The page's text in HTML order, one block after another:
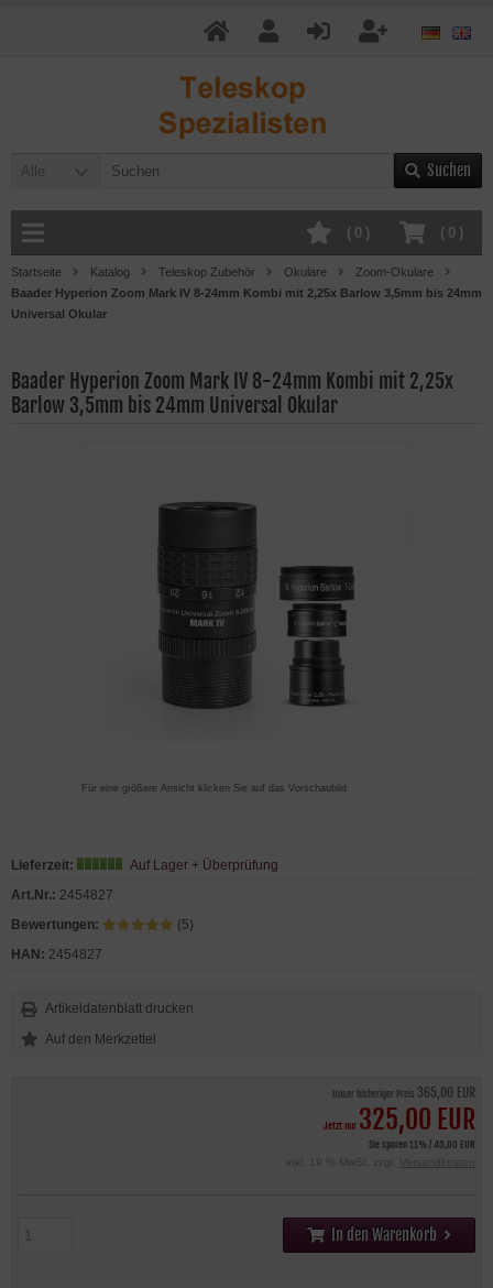
Alle Suchen
( 0 )
( 0 )
Startseite Katalog Teleskop Zubehör Okulare
Zoom-Okulare
Baader Hyperion Zoom Mark IV 8-24mm Kombi mit 2,25x Barlow 3,5mm bis 24mm
Universal Okular
Baader Hyperion Zoom Mark IV 8-24mm Kombi mit 2,25x
Barlow 3,5mm bis 24mm Universal Okular
Für eine größere Ansicht klicken Sie auf das Vorschaubild
Unser bisheriger Preis 365,00 EUR
Jetzt nur 325,00 EUR
Sie sparen 11% / 40,00 EUR
inkl. 19 % MwSt. zzgl.
Versandkosten
In den Warenkorb
Lieferzeit:
Auf Lager + Überprüfung
Art.Nr.: 2454827
Bewertungen:
(5)
HAN: 2454827
Artikeldatenblatt drucken